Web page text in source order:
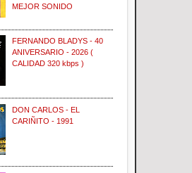
MEJOR SONIDO
FERNANDO BLADYS - 40
ANIVERSARIO - 2026 (
CALIDAD 320 kbps )
DON CARLOS - EL
CARIÑITO - 1991